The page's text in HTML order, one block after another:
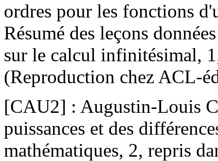
ordres pour les fonctions
Résumé des leçons
sur le calcul infinitésimal,
(Reproduction chez ACL-
[CAU2] : Augustin-Louis
puissances et des
mathématiques, 2, repris